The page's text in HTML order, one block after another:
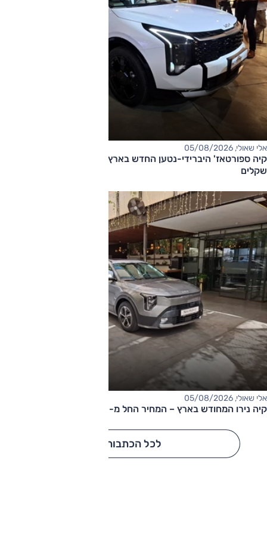
אלי שאולי, 05/08/2026
שקלים
אלי שאולי, 05/08/2026
קיה נירו המחודש בארץ – המחיר החל מ-177,000 שקלים
לכל הכתבות